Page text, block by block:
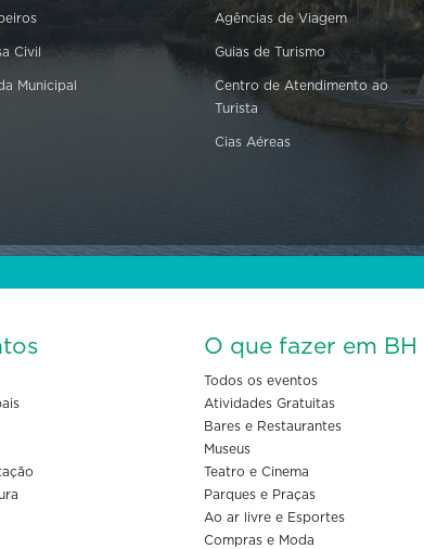
Civil
Municipal
Agências de Viagem
Guias de Turismo
Centro de Atendimento ao
Turista
Cias Aéreas
O que fazer em BH
Todos os eventos
Atividades Gratuitas
Bares e Restaurantes
Museus
Teatro e Cinema
Parques e Praças
Ao ar livre e Esportes
Compras e Moda